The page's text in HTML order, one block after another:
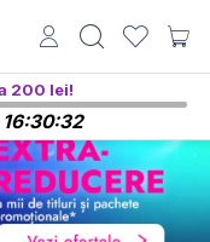
200 lei!
16:30:32